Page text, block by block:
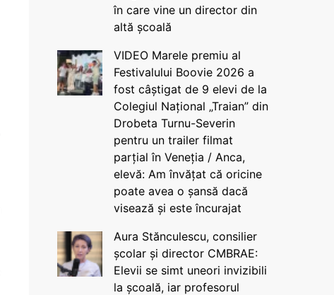
în care vine un director din
altă școală
VIDEO Marele premiu al
Festivalului Boovie 2026 a
fost câștigat de 9 elevi de la
Colegiul Național „Traian” din
Drobeta Turnu-Severin
pentru un trailer filmat
parțial în Veneția / Anca,
elevă: Am învățat că oricine
poate avea o șansă dacă
visează și este încurajat
Aura Stănculescu, consilier
școlar și director CMBRAE:
Elevii se simt uneori invizibili
la școală, iar profesorul